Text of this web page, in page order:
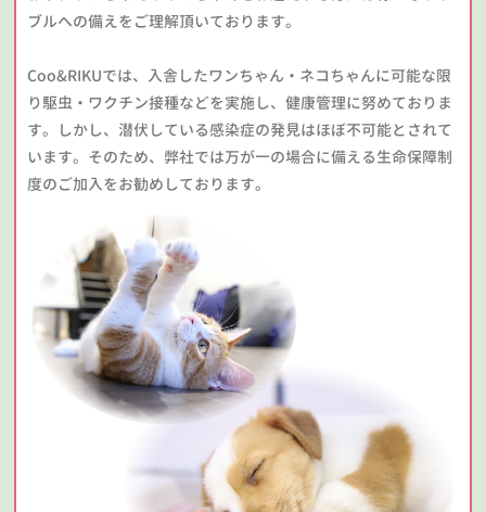
ブルへの備えをご理解頂いております。
Coo&RIKUでは、入舎したワンちゃん・ネコちゃんに可能な限
り駆虫・ワクチン接種などを実施し、健康管理に努めておりま
す。しかし、潜伏している感染症の発見はほぼ不可能とされて
います。そのため、弊社では万が一の場合に備える生命保障制
度のご加入をお勧めしております。